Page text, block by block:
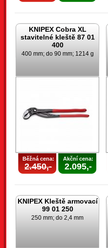
KNIPEX Cobra XL
stavitelné kleště 87 01
400
400 mm; do 90 mm; 1214 g
Běžná cena:
2.450,-
Akční cena:
2.095,-
KNIPEX Kleště armovací
99 01 250
250 mm; do 2,4 mm